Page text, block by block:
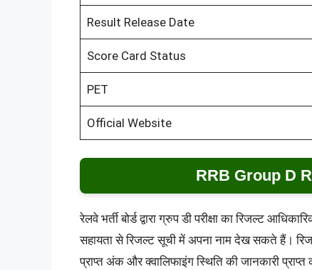
Result Release Date
Score Card Status
PET
Official Website
RRB Group D
रेलवे भर्ती बोर्ड द्वारा ग्रुप डी परीक्षा का रिजल्ट
सहायता से रिजल्ट सूची में अपना नाम देख सकते हैं।
प्राप्त अंक और क्वालिफाइंग स्थिति की जानकारी